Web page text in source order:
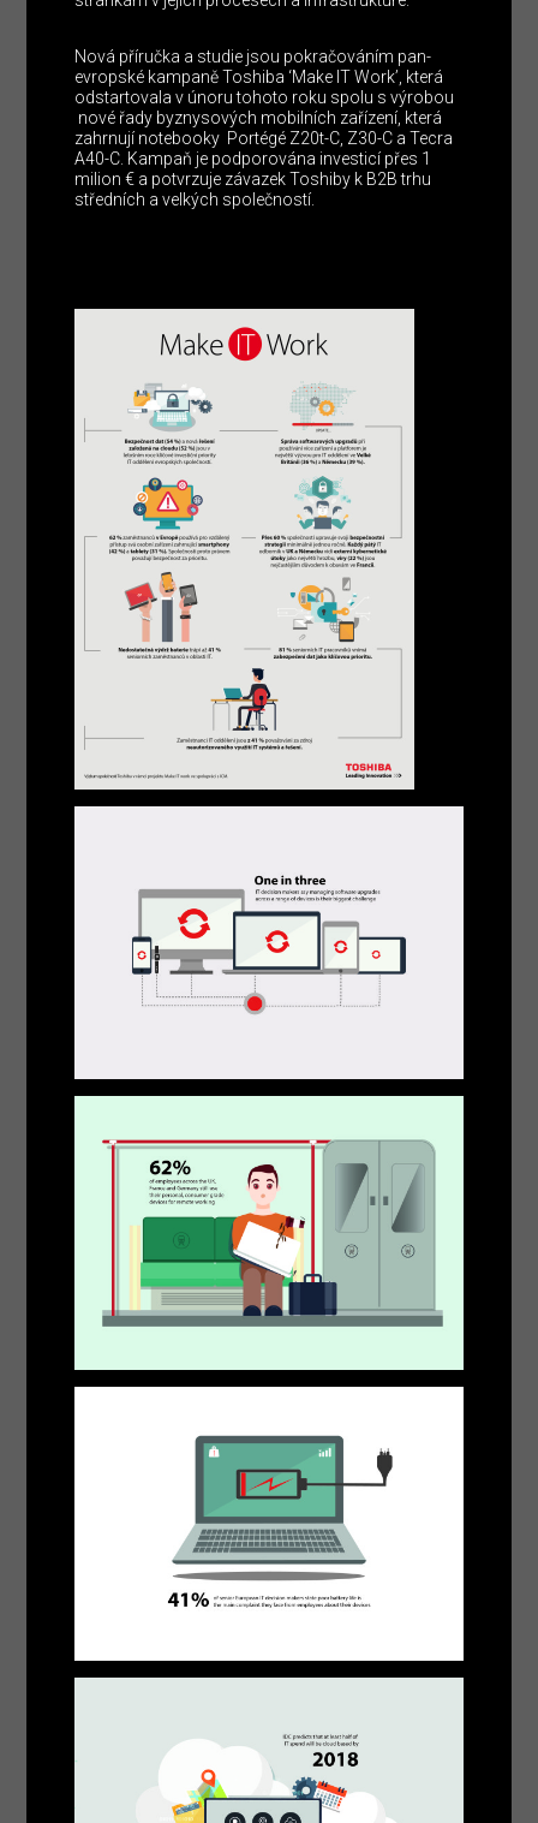
Nová příručka a studie jsou pokračováním pan-
evropské kampaně Toshiba ‘Make IT Work’, která
odstartovala v únoru tohoto roku spolu s výrobou
nové řady byznysových mobilních zařízení, která
zahrnují notebooky Portégé Z20t-C, Z30-C a Tecra
A40-C. Kampaň je podporována investicí přes 1
milion € a potvrzuje závazek Toshiby k B2B trhu
středních a velkých společností.